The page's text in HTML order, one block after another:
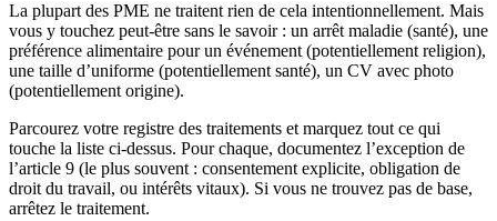
La plupart des PME ne traitent rien de cela intentionnellement. Mais
vous y touchez peut-être sans le savoir : un arrêt maladie (santé), une
préférence alimentaire pour un événement (potentiellement religion),
une taille d’uniforme (potentiellement santé), un CV avec photo
(potentiellement origine).
Parcourez votre registre des traitements et marquez tout ce qui
touche la liste ci-dessus. Pour chaque, documentez l’exception de
l’article 9 (le plus souvent : consentement explicite, obligation de
droit du travail, ou intérêts vitaux). Si vous ne trouvez pas de base,
arrêtez le traitement.